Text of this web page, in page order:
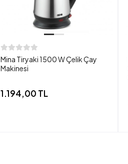
Mina Tiryaki 1500 W Çelik Çay
Makinesi
1.194,00 TL